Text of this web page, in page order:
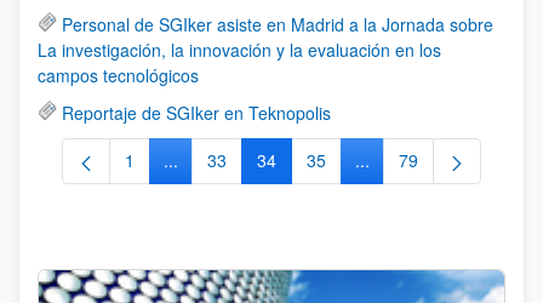
Personal de SGIker asiste en Madrid a la Jornada sobre
La investigación, la innovación y la evaluación en los
campos tecnológicos
Reportaje de SGIker en Teknopolis
Página
1 ...Páginas intermedias Use TAB para desplazarse.
Página
33 Página
34 Página
35 ...Páginas intermedias
Página
79